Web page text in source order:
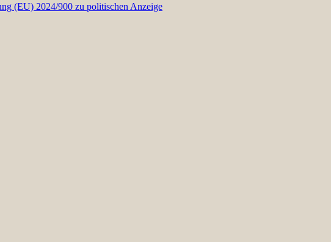
(EU) 2024/900 zu politischen Anzeige